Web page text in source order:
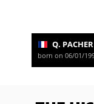
Q. PACHER
born on 06/01/